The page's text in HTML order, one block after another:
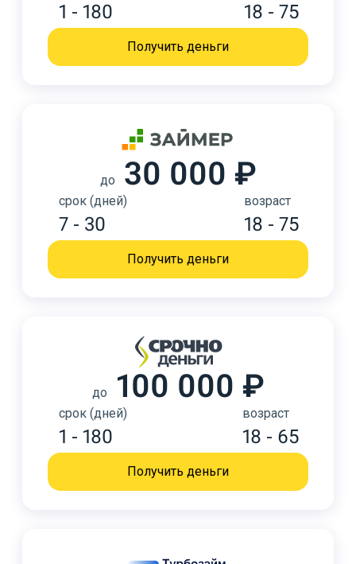
1 - 180 18 - 75
Получить деньги
до 30 000 ₽
срок (дней)
7 - 30
возраст
18 - 75
Получить деньги
до 100 000 ₽
срок (дней)
1 - 180
возраст
18 - 65
Получить деньги